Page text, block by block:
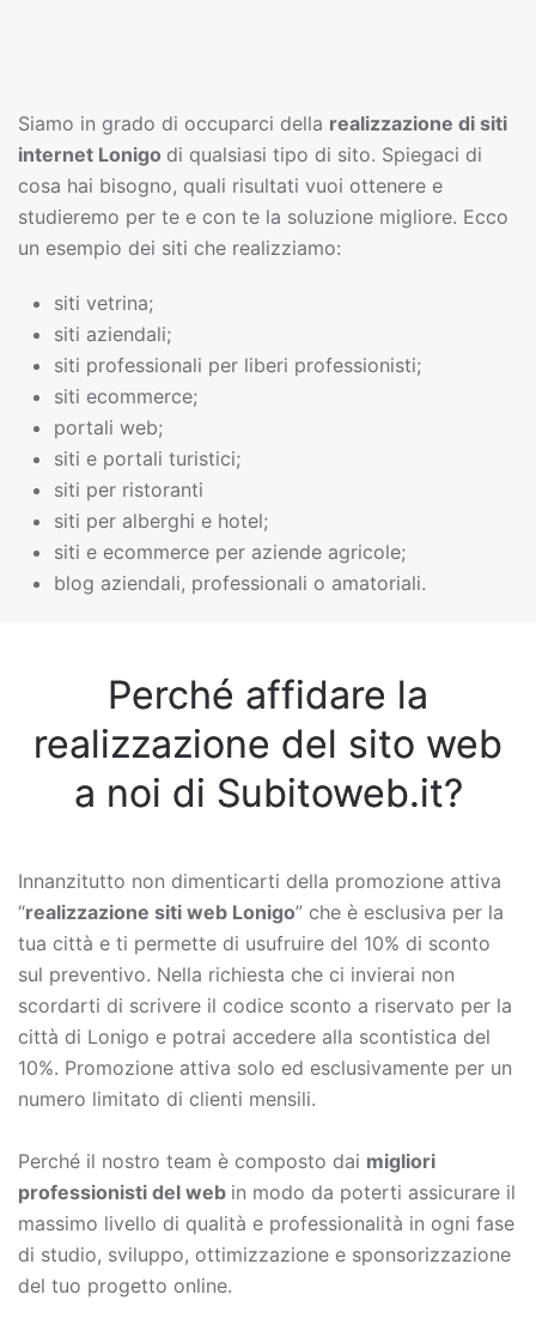
Siamo in grado di occuparci della realizzazione di siti
internet Lonigo di qualsiasi tipo di sito. Spiegaci di
cosa hai bisogno, quali risultati vuoi ottenere e
studieremo per te e con te la soluzione migliore. Ecco
un esempio dei siti che realizziamo:
siti vetrina;
siti aziendali;
siti professionali per liberi professionisti;
siti ecommerce;
portali web;
siti e portali turistici;
siti per ristoranti
siti per alberghi e hotel;
siti e ecommerce per aziende agricole;
blog aziendali, professionali o amatoriali.
Perché affidare la
realizzazione del sito web
a noi di Subitoweb.it?
Innanzitutto non dimenticarti della promozione attiva
“realizzazione siti web Lonigo” che è esclusiva per la
tua città e ti permette di usufruire del 10% di sconto
sul preventivo. Nella richiesta che ci invierai non
scordarti di scrivere il codice sconto a riservato per la
città di Lonigo e potrai accedere alla scontistica del
10%. Promozione attiva solo ed esclusivamente per un
numero limitato di clienti mensili.
Perché il nostro team è composto dai migliori
professionisti del web in modo da poterti assicurare il
massimo livello di qualità e professionalità in ogni fase
di studio, sviluppo, ottimizzazione e sponsorizzazione
del tuo progetto online.